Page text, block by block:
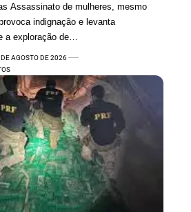
Assassinato de mulheres, mesmo
indignação e levanta
a exploração de…
AGOSTO DE 2026